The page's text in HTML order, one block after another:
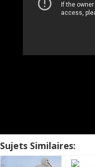
Sujets Similaires: